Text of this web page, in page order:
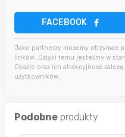
FACEBOOK
Jako partnerzy możemy otrzymać
linków. Dzięki temu jesteśmy w
Okazje oraz ich atrakcyjność
użytkowników.
Podobne produkty